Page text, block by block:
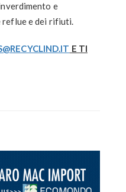
e
reflue e dei rifiuti.
E TI